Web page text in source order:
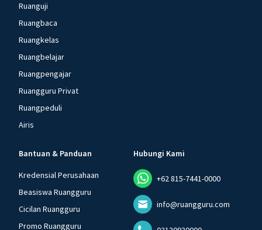
Ruanguji
Ruangbaca
Ruangkelas
Ruangbelajar
Ruangpengajar
Ruangguru Privat
Ruangpeduli
Airis
Bantuan & Panduan
Kredensial Perusahaan
Beasiswa Ruangguru
Cicilan Ruangguru
Promo Ruangguru
Hubungi Kami
+62 815-7441-0000
info@ruangguru.com